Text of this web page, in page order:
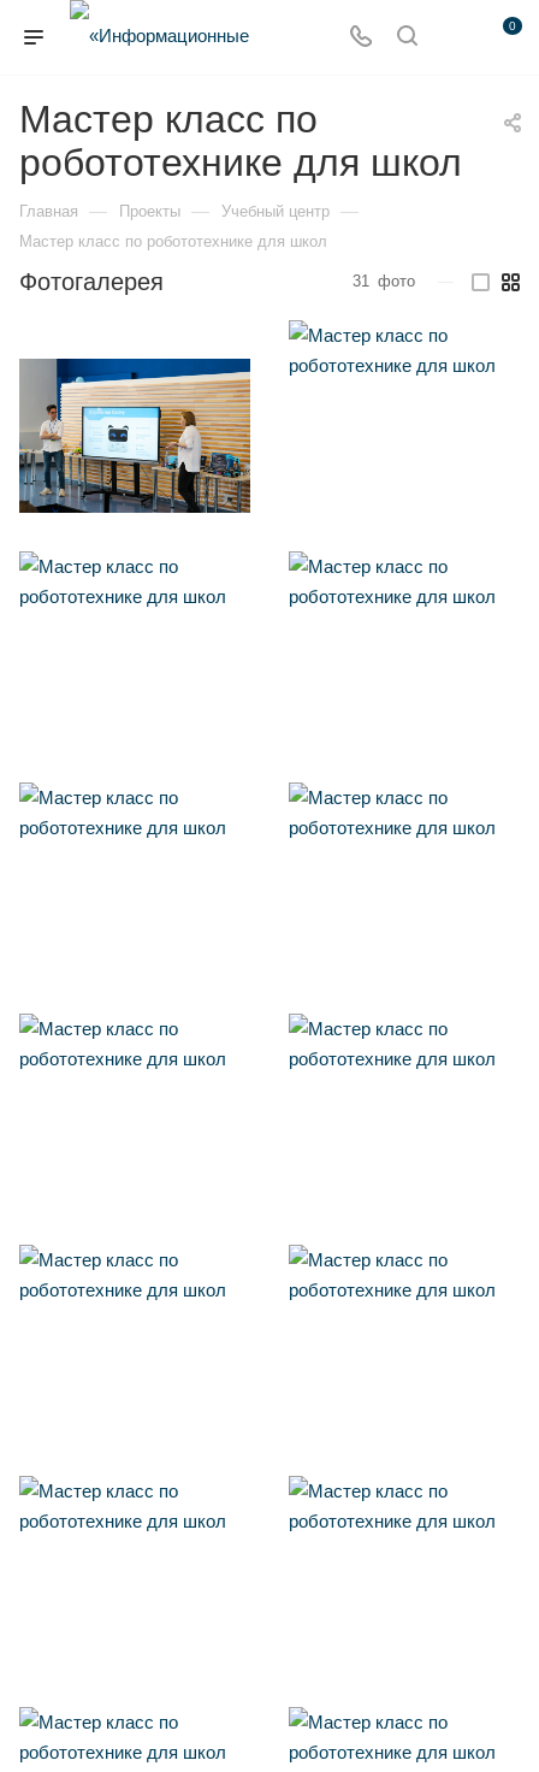
0
Мастер класс по
робототехнике для школ
Главная — Проекты — Учебный центр —
Мастер класс по робототехнике для школ
Фотогалерея 31 фото